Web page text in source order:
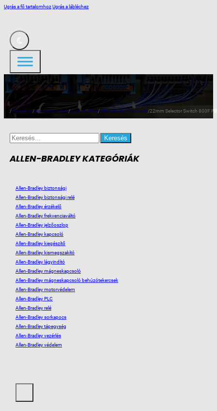
Ugrás a fő tartalomhozUgrás a lábléchez
/Webshop/Ipari automatika/Allen-Bradley/Allen-Bradley kapcsoló/22mm Selector Switch 800F PB
Search
for:
ALLEN-BRADLEY KATEGÓRIÁK
Allen-Bradley biztonsági
Allen-Bradley biztonsági relé
Allen-Bradley érzékelő
Allen-Bradley frekvenciaváltó
Allen-Bradley jelzőoszlop
Allen-Bradley kapcsoló
Allen-Bradley kiegészítő
Allen-Bradley kismegszakító
Allen-Bradley lágyindító
Allen-Bradley mágneskapcsoló
Allen-Bradley mágneskapcsoló behúzótekercsek
Allen-Bradley motorvédelem
Allen-Bradley PLC
Allen-Bradley relé
Allen-Bradley sorkapocs
Allen-Bradley tápegység
Allen-Bradley vezérlés
Allen-Bradley védelem